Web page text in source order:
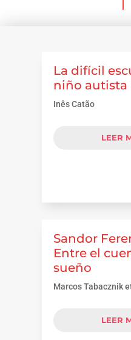
La difícil
niño autista
Inês Catão
LEER
Sandor
Entre el
sueño
Marcos Tabacznik
LEER